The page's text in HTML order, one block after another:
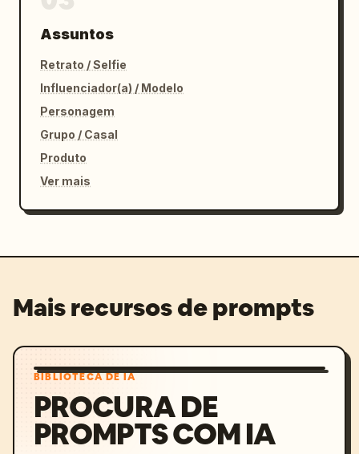
Assuntos
Retrato / Selfie
Influenciador(a) / Modelo
Personagem
Grupo / Casal
Produto
Ver mais
Mais recursos de prompts
BIBLIOTECA DE IA
PROCURA DE
PROMPTS COM IA